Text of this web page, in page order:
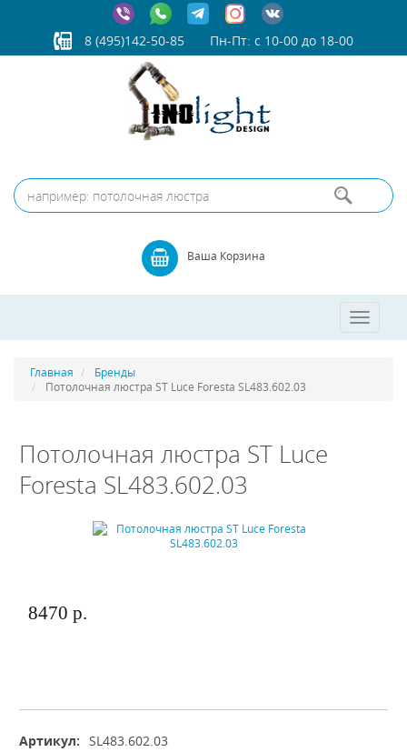
8 (495)142-50-85 Пн-Пт: с 10-00 до 18-00
Ваша Корзина
Toggle
Главная
Бренды
Потолочная люстра ST Luce Foresta SL483.602.03
Потолочная люстра ST Luce
Foresta SL483.602.03
8470 р.
Артикул: SL483.602.03